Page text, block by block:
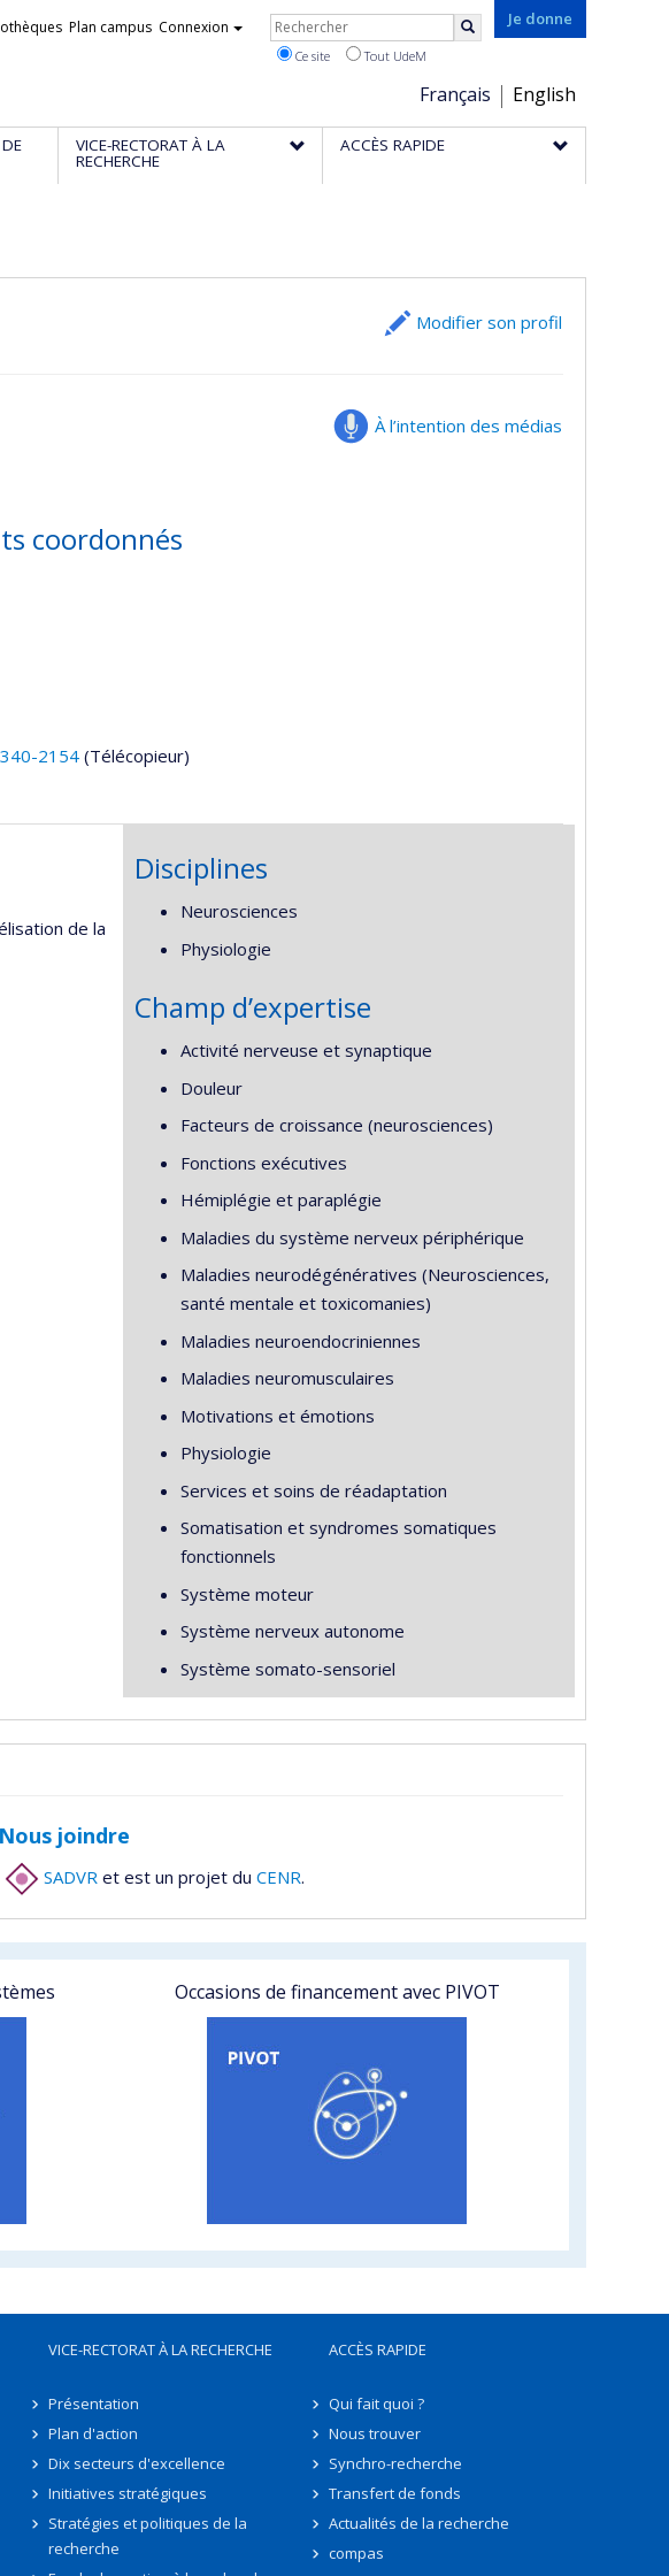
Je donne
Choix
de
la
Français English
Plan campus Connexion Rechercher
Ce site Tout UdeM
VICE-RECTORAT À LA
RECHERCHE
ACCÈS RAPIDE
Modifier son profil
À l’intention des médias
coordonnés
2154(Télécopieur)
de la
Disciplines
Neurosciences
Physiologie
Champ d’expertise
Activité nerveuse et synaptique
Douleur
Facteurs de croissance (neurosciences)
Fonctions exécutives
Hémiplégie et paraplégie
Maladies du système nerveux périphérique
Maladies neurodégénératives (Neurosciences,
santé mentale et toxicomanies)
Maladies neuroendocriniennes
Maladies neuromusculaires
Motivations et émotions
Physiologie
Services et soins de réadaptation
Somatisation et syndromes somatiques
fonctionnels
Système moteur
Système nerveux autonome
Système somato-sensoriel
Nous joindre
SADVR et est un projet du CENR.
Occasions de financement avec PIVOT
VICE-RECTORAT À LA RECHERCHE
Présentation
Plan d'action
Dix secteurs d'excellence
Initiatives stratégiques
Stratégies et politiques de la
recherche
ACCÈS RAPIDE
Qui fait quoi ?
Nous trouver
Synchro-recherche
Transfert de fonds
Actualités de la recherche
compas